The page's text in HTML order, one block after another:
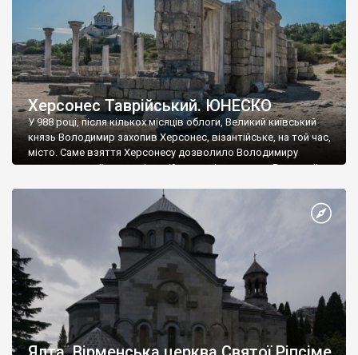
Херсонес Таврійський. ЮНЕСКО
У 988 році, після кількох місяців облоги, Великий київський
князь Володимир захопив Херсонес, візантійське, на той час,
місто. Саме взяття Херсонесу дозволило Володимиру
диктувати свої умови візантійському імператору Василю ІІ, та
Херсонесі Володимир-язичник, став Василем-християнином.
А потім було Хрещення Русі. На честь Херсонесу Таврійського